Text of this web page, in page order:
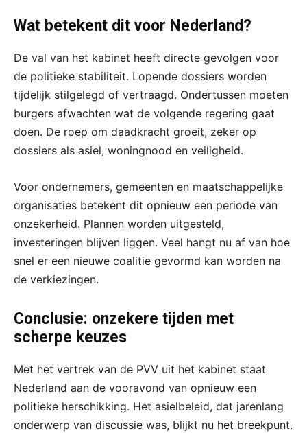
Wat betekent dit voor Nederland?
De val van het kabinet heeft directe gevolgen voor
de politieke stabiliteit. Lopende dossiers worden
tijdelijk stilgelegd of vertraagd. Ondertussen moeten
burgers afwachten wat de volgende regering gaat
doen. De roep om daadkracht groeit, zeker op
dossiers als asiel, woningnood en veiligheid.
Voor ondernemers, gemeenten en maatschappelijke
organisaties betekent dit opnieuw een periode van
onzekerheid. Plannen worden uitgesteld,
investeringen blijven liggen. Veel hangt nu af van hoe
snel er een nieuwe coalitie gevormd kan worden na
de verkiezingen.
Conclusie: onzekere tijden met
scherpe keuzes
Met het vertrek van de PVV uit het kabinet staat
Nederland aan de vooravond van opnieuw een
politieke herschikking. Het asielbeleid, dat jarenlang
onderwerp van discussie was, blijkt nu het breekpunt.